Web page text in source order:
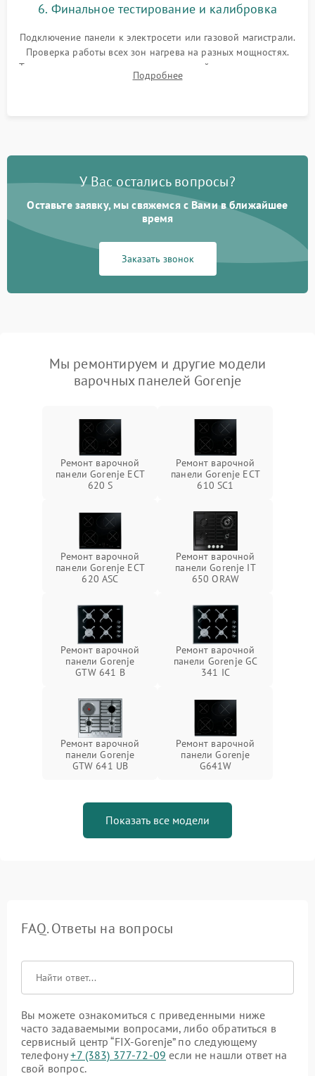
6. Финальное тестирование и калибровка
Подключение панели к электросети или газовой магистрали.
Проверка работы всех зон нагрева на разных мощностях.
Тестирование сенсорного управления, таймера, индикаторов
остаточного тепла и систем защиты от перегрева.
Подробнее
У Вас остались вопросы?
Оставьте заявку, мы свяжемся с Вами в ближайшее
время
Заказать звонок
Мы ремонтируем и другие модели
варочных панелей Gorenje
Ремонт варочной
панели Gorenje ECT
620 S
Ремонт варочной
панели Gorenje ECT
610 SC1
Ремонт варочной
панели Gorenje ECT
620 ASC
Ремонт варочной
панели Gorenje IT
650 ORAW
Ремонт варочной
панели Gorenje
GTW 641 B
Ремонт варочной
панели Gorenje GC
341 IC
Ремонт варочной
панели Gorenje
GTW 641 UB
Ремонт варочной
панели Gorenje
G641W
Показать все модели
FAQ. Ответы на вопросы
Вы можете ознакомиться с приведенными ниже
часто задаваемыми вопросами, либо обратиться в
сервисный центр “FIX-Gorenje” по следующему
телефону+7 (383) 377-72-09 если не нашли ответ на
свой вопрос.